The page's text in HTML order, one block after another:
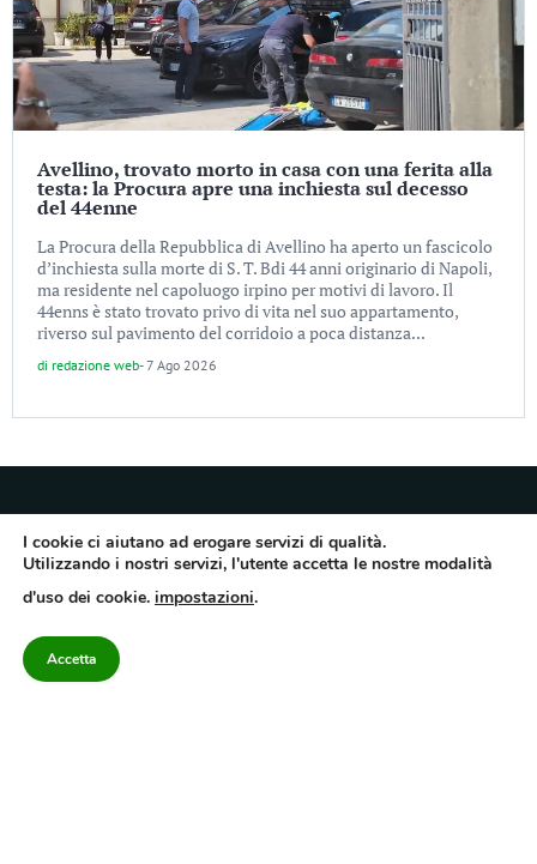
Avellino, trovato morto in casa con una ferita alla
testa: la Procura apre una inchiesta sul decesso
del 44enne
La Procura della Repubblica di Avellino ha aperto un fascicolo
d’inchiesta sulla morte di S. T. Bdi 44 anni originario di Napoli,
ma residente nel capoluogo irpino per motivi di lavoro. Il
44enns è stato trovato privo di vita nel suo appartamento,
riverso sul pavimento del corridoio a poca distanza...
di redazione web-7 Ago 2026
Quotidiano dell’Irpinia, a diffusione regionale. Reg. Trib. di Avellino n.7/12 del
10/9/2012. Iscritto nel Registro Operatori di Comunicazione al n.7671
Avellino – Cap.Soc. 20.000 € – REA 187346 – PI/CF. Reg. naz. stampa 10218/99
I cookie ci aiutano ad erogare servizi di qualità.
Utilizzando i nostri servizi, l'utente accetta le nostre modalità
d'uso dei cookie. impostazioni.
Accetta